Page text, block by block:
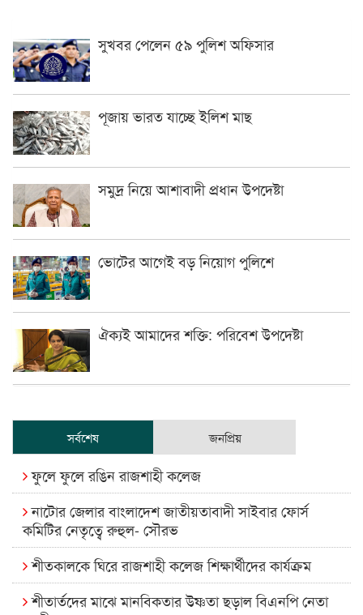
সুখবর পেলেন ৫৯ পুলিশ অফিসার
পূজায় ভারত যাচ্ছে ইলিশ মাছ
সমুদ্র নিয়ে আশাবাদী প্রধান উপদেষ্টা
ভোটের আগেই বড় নিয়োগ পুলিশে
ঐক্যই আমাদের শক্তি: পরিবেশ উপদেষ্টা
সর্বশেষ জনপ্রিয়
ফুলে ফুলে রঙিন রাজশাহী কলেজ
নাটোর জেলার বাংলাদেশ জাতীয়তাবাদী সাইবার ফোর্স
কমিটির নেতৃত্বে রুহুল- সৌরভ
শীতকালকে ঘিরে রাজশাহী কলেজ শিক্ষার্থীদের কার্যক্রম
শীতার্তদের মাঝে মানবিকতার উষ্ণতা ছড়াল বিএনপি নেতা